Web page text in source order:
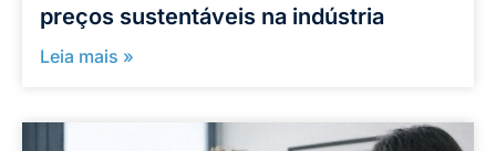
preços sustentáveis na indústria
Leia mais »